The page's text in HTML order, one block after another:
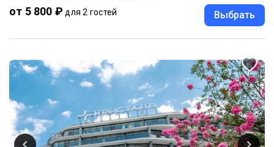
от 5 800 ₽ для 2 гостей Выбрать